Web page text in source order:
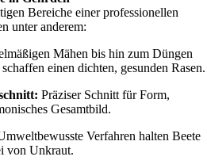
Bereiche einer professionellen
unter anderem:
Mähen bis hin zum Düngen
einen dichten, gesunden Rasen.
Präziser Schnitt für Form,
Gesamtbild.
Verfahren halten Beete
von Unkraut.